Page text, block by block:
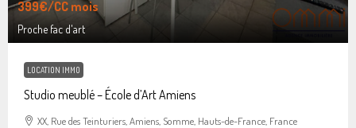
399€/CC mois
Proche fac d'art
LOCATION IMMO
Studio meublé – École d’Art Amiens
XX, Rue des Teinturiers, Amiens, Somme, Hauts-de-France, France